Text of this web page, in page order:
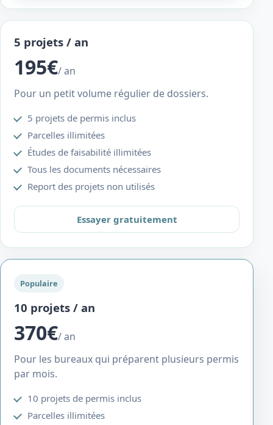
5 projets / an
195€/ an
Pour un petit volume régulier de dossiers.
5 projets de permis inclus
Parcelles illimitées
Études de faisabilité illimitées
Tous les documents nécessaires
Report des projets non utilisés
Essayer gratuitement
Populaire
10 projets / an
370€/ an
Pour les bureaux qui préparent plusieurs permis
par mois.
10 projets de permis inclus
Parcelles illimitées